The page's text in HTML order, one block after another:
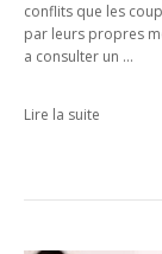
conflits que les
par leurs propres
a consulter un …
Lire la suite